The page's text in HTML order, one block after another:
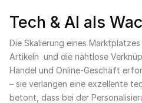
Tech & AI als
Die Skalierung eines
Artikeln und die nahtlose
Handel und Online-Geschäft
– sie verlangen eine exzellente
betont, dass bei der